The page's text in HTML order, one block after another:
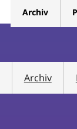
Archiv
Archiv